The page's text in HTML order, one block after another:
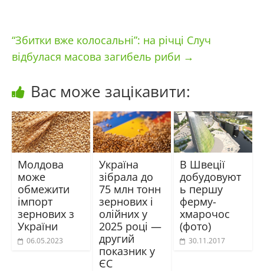
“Збитки вже колосальні”: на річці Случ
відбулася масова загибель риби →
Вас може зацікавити:
Молдова
може
обмежити
імпорт
зернових з
України
06.05.2023
Україна
зібрала до
75 млн тонн
зернових і
олійних у
2025 році —
другий
показник у
ЄС
В Швеції
добудовуют
ь першу
ферму-
хмарочос
(фото)
30.11.2017